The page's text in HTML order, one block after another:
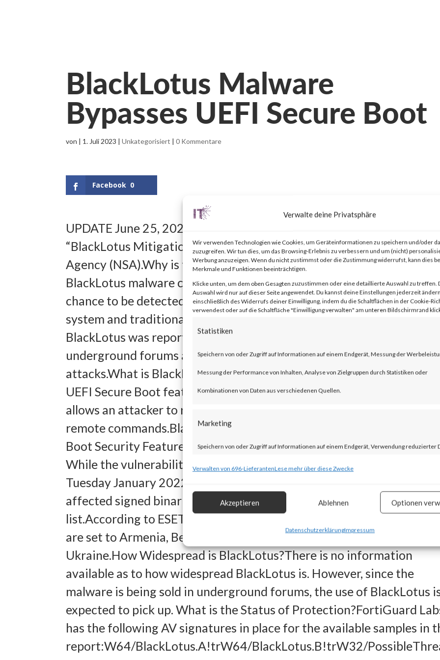
Verwalte deine Privatsphäre
Wir verwenden Technologien wie Cookies, um Geräteinformationen zu speichern und/oder
zuzugreifen. Wir tun dies, um das Browsing-Erlebnis zu verbessern und um (nicht)
Werbung anzuzeigen. Wenn du nicht zustimmst oder die Zustimmung widerrufst, kann dies
Merkmale und Funktionen beeinträchtigen.
Klicke unten, um dem oben Gesagten zuzustimmen oder eine detaillierte Auswahl zu treffen.
Auswahl wird nur auf dieser Seite angewendet. Du kannst deine Einstellungen jederzeit
einschließlich des Widerrufs deiner Einwilligung, indem du die Schaltflächen in der Cookie-
verwendest oder auf die Schaltfläche "Einwilligung verwalten" am unteren Bildschirmrand
Statistiken
Speichern von oder Zugriff auf Informationen auf einem Endgerät, Messung der
Messung der Performance von Inhalten, Analyse von Zielgruppen durch Statistiken oder
Kombinationen von Daten aus verschiedenen Quellen.
Marketing
Speichern von oder Zugriff auf Informationen auf einem Endgerät, Verwendung reduzierter
zur Auswahl von Werbeanzeigen, Erstellung von Profilen für personalisierte Werbung,
Personalisierung von Inhalten, Verwendung von Profilen zur Auswahl personalisierter
Eigenschaften
Abgleichung und Kombination von Daten aus unterschiedlichen Quellen, Verknüpfung
verschiedener Endgeräte, Identifikation von Endgeräten anhand automatisch
übermittelter Informationen.
Verwalten von 696-LieferantenLese mehr über diese Zwecke
Akzeptieren Ablehnen Optionen
DatenschutzerklärungImpressum
BlackLotus Malware
Bypasses UEFI Secure Boot
von | 1. Juli 2023 |Unkategorisiert |0 Kommentare
Facebook 0
UPDATE June 25, 2023: Updated the appendix to include a link to the
“BlackLotus Mitigation Guide” published by the National Security
Agency (NSA).Why is this Significant?This is significant because
BlackLotus malware can bypass UEFI Secure Boot giving itself less
chance to be detected as the malware is executed before the
system and traditional OS-based security solutions start.Also,
BlackLotus was reportedly seen to be advertised and sold in
underground forums as such use of BlackLotus will likely increase in
attacks.What is BlackLotus?BlackLotus is a malware that can bypass
UEFI Secure Boot feature to install itself and deploys a backdoor that
allows an attacker to remotely control the compromised machines via
remote commands.BlackLotus leverages CVE-2022-21894 (Secure
Boot Security Feature Bypass vulnerability) to bypass UEFI Secure
While the vulnerability was patched by Microsoft in regular Patch
Tuesday January 2022, reportedly it can still be exploitable as the
affected signed binaries are not yet in the UEFI revocation
list.According to ESET, BlackLotus stops installation if machines’
are set to Armenia, Belarus, Kazakhstan, Moldova, Russia, and
Ukraine.How Widespread is BlackLotus?There is no information
available as to how widespread BlackLotus is. However, since the
malware is being sold in underground forums, the use of BlackLotus
expected to pick up. What is the Status of Protection?FortiGuard
has the following AV signatures in place for the available samples in
report:W64/BlackLotus.A!trW64/BlackLotus.B!trW32/